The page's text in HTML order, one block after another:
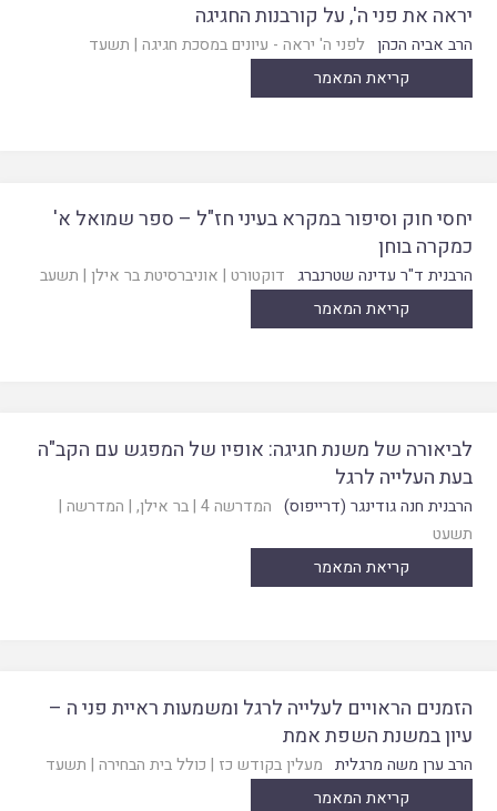
יראה את פני ה', על קורבנות החגיגה
הרב אביה הכהן לפני ה' יראה - עיונים במסכת חגיגה | תשעד
קריאת המאמר
יחסי חוק וסיפור במקרא בעיני חז"ל – ספר שמואל א'
כמקרה בוחן
הרבנית ד"ר עדינה שטרנברג דוקטורט | אוניברסיטת בר אילן | תשעב
קריאת המאמר
לביאורה של משנת חגיגה: אופיו של המפגש עם הקב"ה
בעת העלייה לרגל
הרבנית חנה גודינגר (דרייפוס) המדרשה 4 |בר אילן, | המדרשה |
תשעט
קריאת המאמר
הזמנים הראויים לעלייה לרגל ומשמעות ראיית פני ה –
עיון במשנת השפת אמת
הרב ערן משה מרגלית מעלין בקודש כז | כולל בית הבחירה | תשעד
קריאת המאמר